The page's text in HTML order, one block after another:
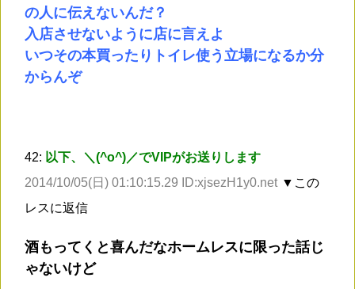
の人に伝えないんだ？
入店させないように店に言えよ
いつその本買ったりトイレ使う立場になるか分
からんぞ
42: 以下、＼(^o^)／でVIPがお送りします
2014/10/05(日) 01:10:15.29 ID:xjsezH1y0.net ▼この
レスに返信
酒もってくと喜んだなホームレスに限った話じ
ゃないけど